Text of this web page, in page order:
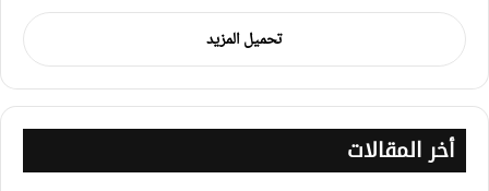
تحميل المزيد
أخر المقالات